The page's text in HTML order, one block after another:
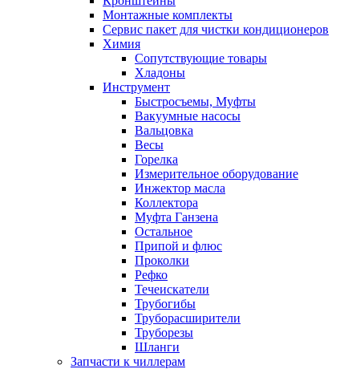
Монтажные комплекты
Сервис пакет для чистки кондиционеров
Химия
Сопутствующие товары
Хладоны
Инструмент
Быстросъемы, Муфты
Вакуумные насосы
Вальцовка
Весы
Горелка
Измерительное оборудование
Инжектор масла
Коллектора
Муфта Ганзена
Остальное
Припой и флюс
Проколки
Рефко
Течеискатели
Трубогибы
Труборасширители
Труборезы
Шланги
Запчасти к чиллерам